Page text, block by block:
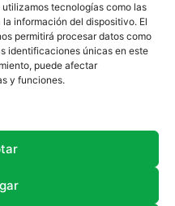
tecnologías como las
información del dispositivo. El
permitirá procesar datos como
identificaciones únicas en este
puede afectar
y funciones.
Artículos
Escaparate
Enlaces de interés